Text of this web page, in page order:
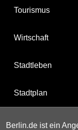
Tourismus
Wirtschaft
Stadtleben
Stadtplan
Berlin.de ist ein